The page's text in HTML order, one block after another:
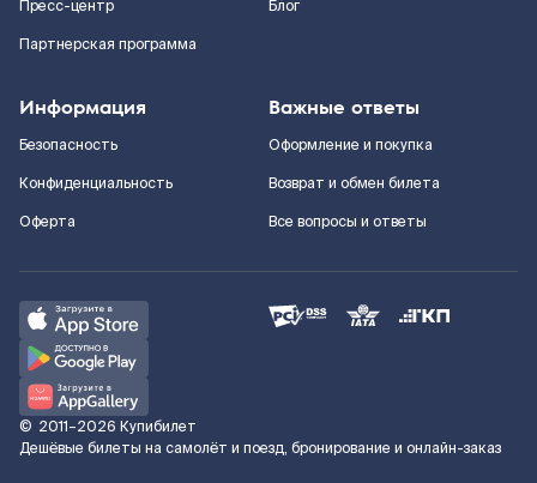
Пресс-центр
Партнерская программа
Блог
Информация
Безопасность
Конфиденциальность
Оферта
Важные ответы
Оформление и покупка
Возврат и обмен билета
Все вопросы и ответы
© 2011–2026 Купибилет
Дешёвые билеты на самолёт и поезд, бронирование и онлайн-заказ